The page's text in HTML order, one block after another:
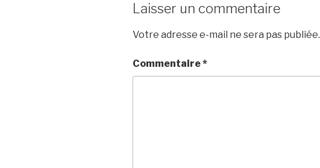
Laisser un commentaire
Votre adresse e-mail ne sera pas publiée.
Commentaire*